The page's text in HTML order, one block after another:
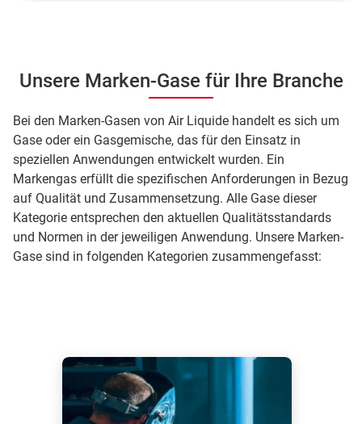
Unsere Marken-Gase für Ihre Branche
Bei den Marken-Gasen von Air Liquide handelt es sich um
Gase oder ein Gasgemische, das für den Einsatz in
speziellen Anwendungen entwickelt wurden. Ein
Markengas erfüllt die spezifischen Anforderungen in Bezug
auf Qualität und Zusammensetzung. Alle Gase dieser
Kategorie entsprechen den aktuellen Qualitätsstandards
und Normen in der jeweiligen Anwendung. Unsere Marken-
Gase sind in folgenden Kategorien zusammengefasst: